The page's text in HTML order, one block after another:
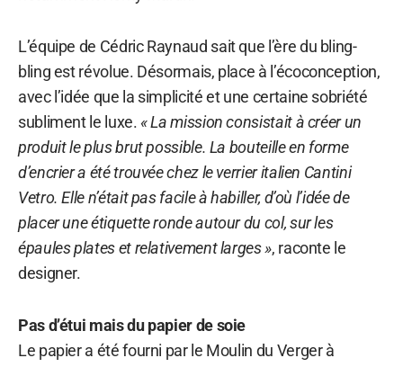
L’équipe de Cédric Raynaud sait que l’ère du bling-
bling est révolue. Désormais, place à l’écoconception,
avec l’idée que la simplicité et une certaine sobriété
subliment le luxe.« La mission consistait à créer un
produit le plus brut possible. La bouteille en forme
d’encrier a été trouvée chez le verrier italien Cantini
Vetro. Elle n’était pas facile à habiller, d’où l’idée de
placer une étiquette ronde autour du col, sur les
épaules plates et relativement larges », raconte le
designer.
Pas d’étui mais du papier de soie
Le papier a été fourni par le Moulin du Verger à